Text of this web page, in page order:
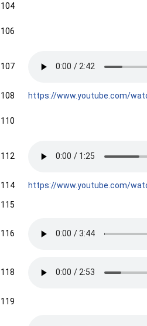
104
106
107
108 https://www.youtube.com/
110
112
114 https://www.youtube.com/
115
116
118
119